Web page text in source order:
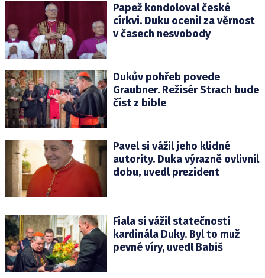
Papež kondoloval české
církvi. Duku ocenil za věrnost
v časech nesvobody
Dukův pohřeb povede
Graubner. Režisér Strach bude
číst z bible
Pavel si vážil jeho klidné
autority. Duka výrazně ovlivnil
dobu, uvedl prezident
Fiala si vážil statečnosti
kardinála Duky. Byl to muž
pevné víry, uvedl Babiš